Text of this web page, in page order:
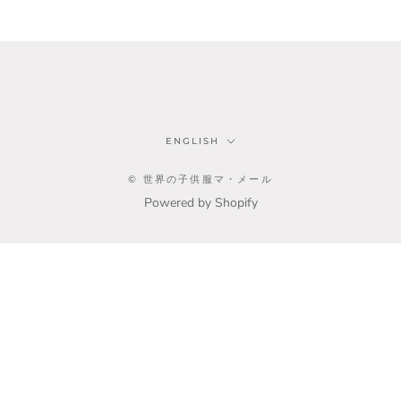
Language
ENGLISH
© 世界の子供服マ・メール
Powered by Shopify